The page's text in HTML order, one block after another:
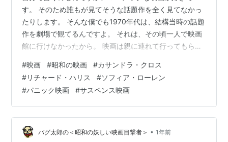
す。 そのため誰もが見てそうな話題作を全く見てなかっ
たりします。 そんな僕でも1970年代は、結構当時の話題
作を劇場で観てるんですよ。 それは、その頃一人で映画
館に行けなかったから。 映画は親に連れて行ってもらう
うに偏った映画好きではなく、正統な映画好き。 だから
見る映画も話題作が中心でした。 70年代と言えばパニッ
ク映画真っ盛り。 「ポセイドン・アドベンチャー」
（1972）、「大地震」（1974）、「タワーリング・イン
フェルノ」（1974）なんかがありました。 で、そのうち
「ちょっとでも人が大…
#映画 #昭和の映画 #カサンドラ・クロス
#リチャード・ハリス #ソフィア・ローレン
#パニック映画 #サスペンス映画
パグ太郎の＜昭和の妖しい映画目撃者＞ • 1年前